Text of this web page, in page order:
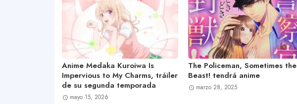
Anime Medaka Kuroiwa Is
Impervious to My Charms, tráiler
de su segunda temporada
mayo 15, 2026
The Policeman, Sometimes the
Beast! tendrá anime
marzo 28, 2025